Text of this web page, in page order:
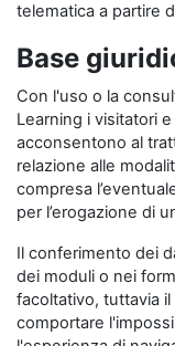
telematica a partire
Base
Con l'uso o la
Learning i visitatori
acconsentono al
relazione alle
compresa
per l’erogazione di
Il conferimento dei
dei moduli o nei
facoltativo, tuttavia
comportare